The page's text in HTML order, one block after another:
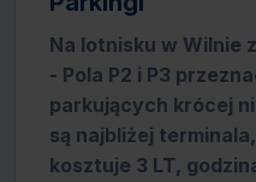
Na lotnisku w Wilnie
- Pola P2 i P3
parkujących krócej
są najbliżej
kosztuje 3 LT,